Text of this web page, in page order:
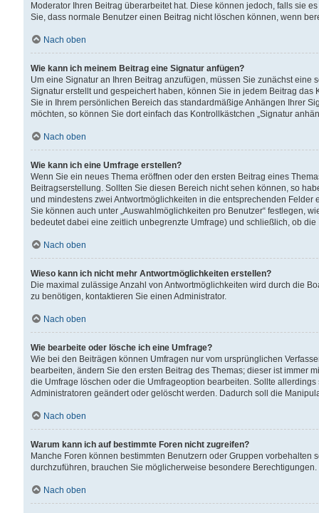
Moderator Ihren Beitrag überarbeitet hat. Diese können jedoch, falls sie
Sie, dass normale Benutzer einen Beitrag nicht löschen können, wenn
Nach oben
Wie kann ich meinem Beitrag eine Signatur anfügen?
Um eine Signatur an Ihren Beitrag anzufügen, müssen Sie zunächst
Signatur erstellt und gespeichert haben, können Sie in jedem Beitrag
Sie in Ihrem persönlichen Bereich das standardmäßige Anhängen Ihrer
möchten, so können Sie dort einfach das Kontrollkästchen „Signatur
Nach oben
Wie kann ich eine Umfrage erstellen?
Wenn Sie ein neues Thema eröffnen oder den ersten Beitrag eines
Beitragserstellung. Sollten Sie diesen Bereich nicht sehen können, so
und mindestens zwei Antwortmöglichkeiten in die entsprechenden
Sie können auch unter „Auswahlmöglichkeiten pro Benutzer“ festlegen,
bedeutet dabei eine zeitlich unbegrenzte Umfrage) und schließlich, ob
Nach oben
Wieso kann ich nicht mehr Antwortmöglichkeiten erstellen?
Die maximal zulässige Anzahl von Antwortmöglichkeiten wird durch die
zu benötigen, kontaktieren Sie einen Administrator.
Nach oben
Wie bearbeite oder lösche ich eine Umfrage?
Wie bei den Beiträgen können Umfragen nur vom ursprünglichen
bearbeiten, ändern Sie den ersten Beitrag des Themas; dieser ist immer
die Umfrage löschen oder die Umfrageoption bearbeiten. Sollte
Administratoren geändert oder gelöscht werden. Dadurch soll die
Nach oben
Warum kann ich auf bestimmte Foren nicht zugreifen?
Manche Foren können bestimmten Benutzern oder Gruppen
durchzuführen, brauchen Sie möglicherweise besondere
Nach oben